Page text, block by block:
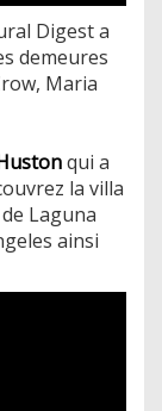
Digest a
demeures
Maria
qui a
la villa
Laguna
ainsi